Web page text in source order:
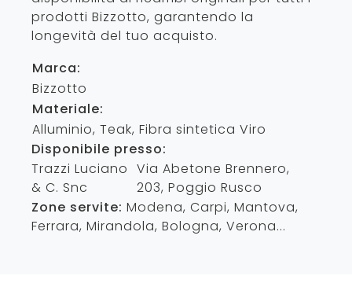
prodotti Bizzotto, garantendo la
longevità del tuo acquisto.
Marca:
Bizzotto
Materiale:
Alluminio, Teak, Fibra sintetica Viro
Disponibile presso:
Trazzi Luciano
& C. Snc
Via Abetone Brennero,
203, Poggio Rusco
Zone servite: Modena, Carpi, Mantova,
Ferrara, Mirandola, Bologna, Verona...